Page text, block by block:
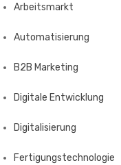
Arbeitsmarkt
Automatisierung
B2B Marketing
Digitale Entwicklung
Digitalisierung
Fertigungstechnologie